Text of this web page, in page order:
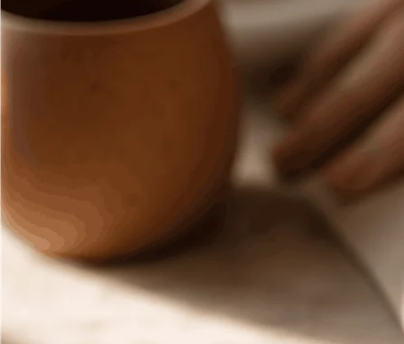
Що входить у лінійку: футболки,
Футболка — базовий елемент Soft Line. Її можна носити
Штани в домашній лінійці мають інше завдання:
Костюм — найзручніший варіант, коли ви не хочете
Soft Line пасує тим, хто цінує свободу руху, м’які
Якщо ви любите чітко обтислі речі, Soft Line може
Догляд за Soft Line
Періть речі навиворіт, щоб зменшити тертя